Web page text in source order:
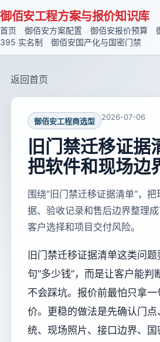
御佰安工程方案与报价知识库
首页 御佰安方案配置 御佰安报价预算
395 实名制
御佰安国产化与国密门禁
返回首页
御佰安工程商选型 2026-07-06
旧门禁迁移证据
把软件和现场边
围绕“旧门禁迁移证据清单”，
据、验收记录和售后边界整理
客户选择和项目交付风险。
旧门禁迁移证据清单这类问
句“多少钱”，而是让客户能判
不会踩坑。报价前最怕只拿
价。更稳的做法是先确认门点
统、现场照片、接口边界、国